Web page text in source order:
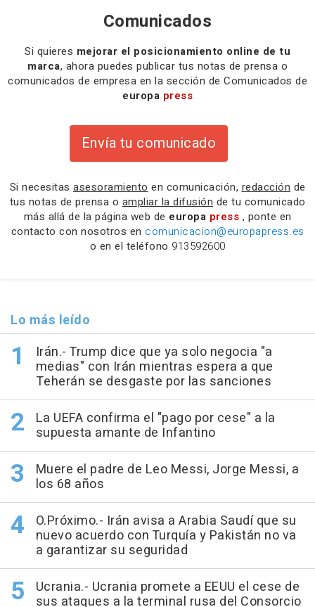
Comunicados
Si quieres mejorar el posicionamiento online de tu
marca, ahora puedes publicar tus notas de prensa o
comunicados de empresa en la sección de Comunicados de
europa press
Envía tu comunicado
Si necesitas asesoramiento en comunicación, redacción de
tus notas de prensa o ampliar la difusión de tu comunicado
más allá de la página web de europa press , ponte en
contacto con nosotros en comunicacion@europapress.es
o en el teléfono 913592600
Lo más leído
Irán.- Trump dice que ya solo negocia "a
medias" con Irán mientras espera a que
Teherán se desgaste por las sanciones
La UEFA confirma el "pago por cese" a la
supuesta amante de Infantino
Muere el padre de Leo Messi, Jorge Messi, a
los 68 años
O.Próximo.- Irán avisa a Arabia Saudí que su
nuevo acuerdo con Turquía y Pakistán no va
a garantizar su seguridad
Ucrania.- Ucrania promete a EEUU el cese de
sus ataques a la terminal rusa del Consorcio